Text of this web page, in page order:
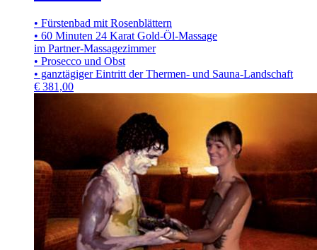
• Fürstenbad mit Rosenblättern
• 60 Minuten 24 Karat Gold-Öl-Massage
im Partner-Massagezimmer
• Prosecco und Obst
• ganztägiger Eintritt der Thermen- und Sauna-Landschaft
€ 381,00